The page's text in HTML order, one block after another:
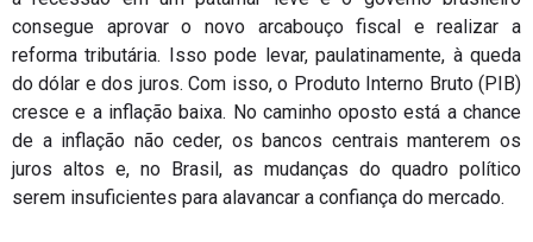
consegue aprovar o novo arcabouço fiscal e realizar a
reforma tributária. Isso pode levar, paulatinamente, à queda
do dólar e dos juros. Com isso, o Produto Interno Bruto (PIB)
cresce e a inflação baixa. No caminho oposto está a chance
de a inflação não ceder, os bancos centrais manterem os
juros altos e, no Brasil, as mudanças do quadro político
serem insuficientes para alavancar a confiança do mercado.